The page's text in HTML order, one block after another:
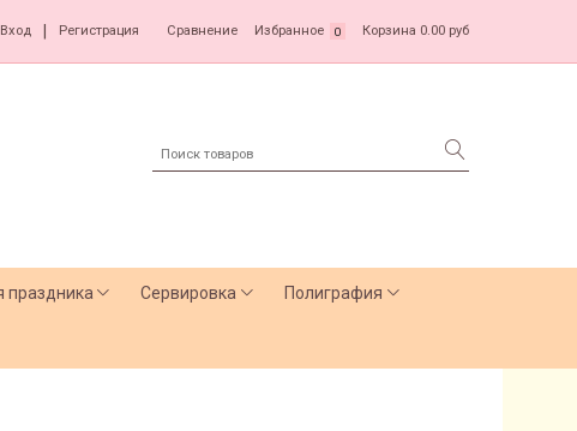
Вход Регистрация Сравнение Избранное 0 Корзина 0.00 руб
праздника Сервировка Полиграфия